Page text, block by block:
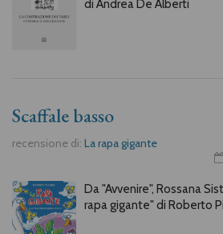
di Andrea De Alberti
Scaffale basso
recensione di: La rapa gigante
Da "Avvenire", Rossana
rapa gigante" di Roberto